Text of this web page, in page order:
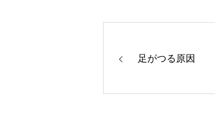
足がつる原因